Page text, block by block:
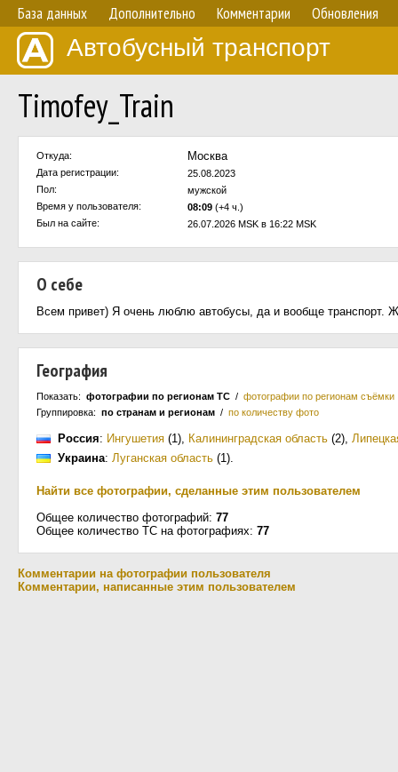
База данных Дополнительно Комментарии Обновления
Автобусный транспорт
Timofey_Train
Откуда: Москва
Дата регистрации:
25.08.2023
Пол:
мужской
Время у пользователя:
08:09 (+4 ч.)
Был на сайте:
26.07.2026 MSK в 16:22 MSK
О себе
Всем привет) Я очень люблю автобусы, да и вообще транспорт.
География
Показать: фотографии по регионам ТС / фотографии по регионам съёмки
Группировка: по странам и регионам / по количеству фото
Россия: Ингушетия (1), Калининградская область (2),
Украина: Луганская область (1).
Найти все фотографии, сделанные этим пользователем
Общее количество фотографий: 77
Общее количество ТС на фотографиях: 77
Комментарии на фотографии пользователя
Комментарии, написанные этим пользователем